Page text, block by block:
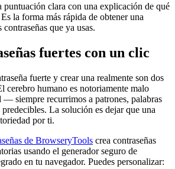
clara con una explicación de qué
la forma más rápida de obtener una
que ya usas.
fuertes con un clic
fuerte y crear una realmente son dos
cerebro humano es notoriamente malo
— siempre recurrimos a patrones, palabras
La solución es dejar que una
por ti.
de BrowseryTools crea contraseñas
usando el generador seguro de
en tu navegador. Puedes personalizar: